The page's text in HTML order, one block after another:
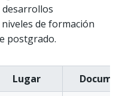
de formación
postgrado.
Lugar